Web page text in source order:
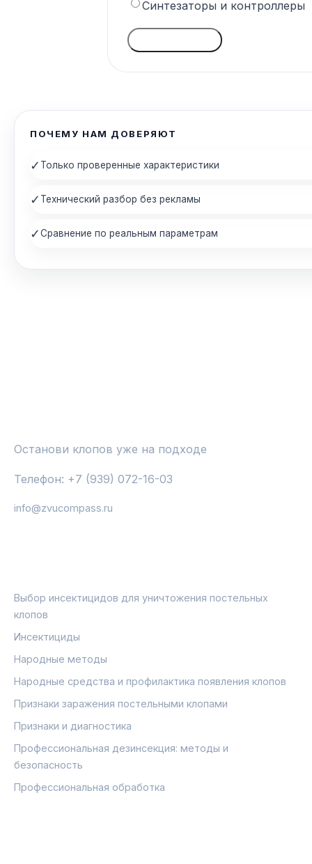
Синтезаторы и контроллеры
ПОЧЕМУ НАМ ДОВЕРЯЮТ
✓ Только проверенные характеристики
✓ Технический разбор без рекламы
✓Сравнение по реальным параметрам
Останови клопов уже на подходе
Телефон: +7 (939) 072-16-03
info@zvucompass.ru
Выбор инсектицидов для уничтожения постельных
клопов
Инсектициды
Народные методы
Народные средства и профилактика появления клопов
Признаки заражения постельными клопами
Признаки и диагностика
Профессиональная дезинсекция: методы и
безопасность
Профессиональная обработка